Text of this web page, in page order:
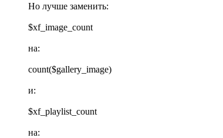
Но лучше заменить:
$xf_image_count
на:
count($gallery_image)
и:
$xf_playlist_count
на: